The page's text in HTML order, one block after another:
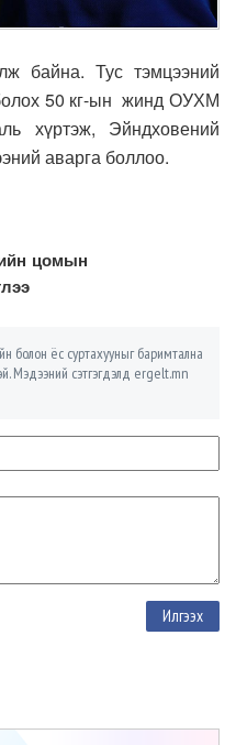
Тус тэмцээний
50 кг-ын жинд ОУХМ
хүртэж, Эйндховений
аварга боллоо.
цомын
болон ёс суртахууныг баримтална
Мэдээний сэтгэгдэлд ergelt.mn